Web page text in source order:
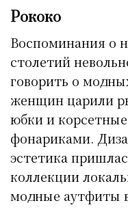
Рококо
Воспоминания о
столетий
говорить о
женщин царили
юбки и
фонариками.
эстетика
коллекции
модные аутфиты